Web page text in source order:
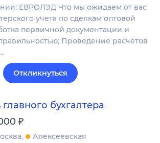
ЕВРОЛЭД Что мы ожидаем от вас
учета по сделкам оптовой
первичной документации и
Проведение расчётов
Откликнуться
бухгалтера
₽
Алексеевская